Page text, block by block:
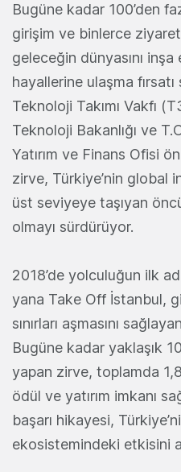
Bugüne kadar 100’den
girişim ve binlerce
geleceğin dünyasını
hayallerine ulaşma
Teknoloji Takımı Vakfı
Teknoloji Bakanlığı ve
Yatırım ve Finans Ofisi
zirve, Türkiye’nin global
üst seviyeye taşıyan
olmayı sürdürüyor.
2018’de yolculuğun ilk
yana Take Off İstanbul,
sınırları aşmasını
Bugüne kadar yaklaşık
yapan zirve, toplamda
ödül ve yatırım imkanı
başarı hikayesi,
ekosistemindeki etkisini